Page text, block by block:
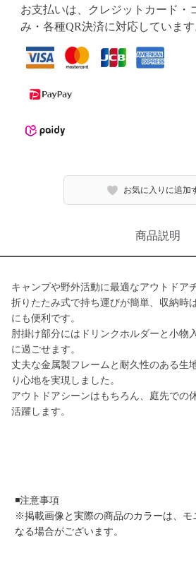
お支払いは、クレジットカード・
み・各種QR決済に対応しています
お気に入りに追加
商品説明
キャンプや野外活動に最適なアウトドア
折りたたみ式で持ち運びが簡単、収納時
にも便利です。
肘掛け部分にはドリンクホルダーと小物
に過ごせます。
丈夫な金属製フレームと耐久性のある生
り心地を実現しました。
アウトドアシーンはもちろん、庭先での
活躍します。
◾️注意事項
※掲載画像と実際の商品のカラーは、モ
なる場合がございます。